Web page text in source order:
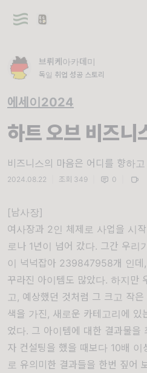
브뤼케아카데미
독일 취업 성공 스토리
에세이2024
하트 오브 비즈니
비즈니스의 마음은 어디를 향하
2024.08.22 조회 349 0
[남사장]
여사장과 2인 체제로 사업을 시
로나 1 년이 넘어 갔다. 그간 우리
이 넉넉잡아 239847958개 인데 ,
꾸라진 아이템도 많았다. 하지만
고 , 예상했던 것처럼 그 크고 작은
색을 가진 , 새로운 카테고리에 있
었다. 그 아이템에 대한 결과물을
자 컨설팅을 했을 때보다 10배 이
로 유의미한 결과들을 한번 짚어